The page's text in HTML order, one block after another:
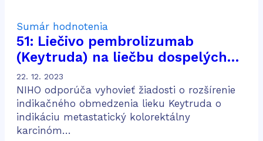
Sumár hodnotenia
51: Liečivo pembrolizumab
(Keytruda) na liečbu dospelých
pacientov s metastatickým
kolorektálnym karcinómom
22. 12. 2023
NIHO odporúča vyhovieť žiadosti o rozšírenie
indikačného obmedzenia lieku Keytruda o
indikáciu metastatický kolorektálny
karcinóm…